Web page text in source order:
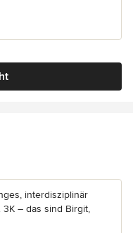
Sternen
interdisziplinär
– das sind Birgit,